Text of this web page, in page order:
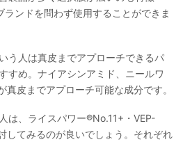
ンドを問わず使用することができま
う人は真皮までアプローチできるパ
すめ。ナイアシンアミド、ニールワ
真皮までアプローチ可能な成分です。
は、ライスパワー®No.11+・VEP-
してみるのが良いでしょう。それぞれ